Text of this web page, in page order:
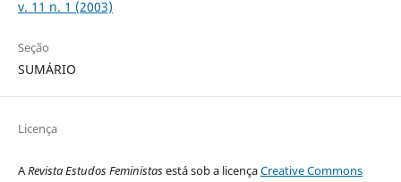
v. 11 n. 1 (2003)
Seção
SUMÁRIO
Licença
ARevista Estudos Feministasestá sob a licençaCreative Commons